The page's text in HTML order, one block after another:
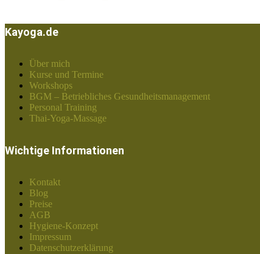
Kayoga.de
Über mich
Kurse und Termine
Workshops
BGM – Betriebliches Gesundheitsmanagement
Personal Training
Thai-Yoga-Massage
Wichtige Informationen
Kontakt
Blog
Preise
AGB
Hygiene-Konzept
Impressum
Datenschutzerklärung